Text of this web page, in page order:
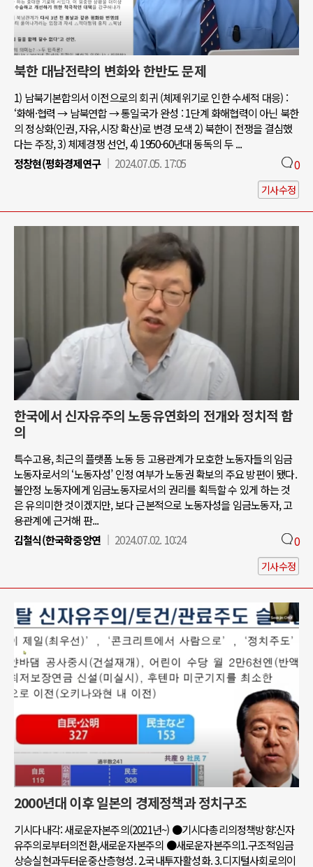
북한 대남전략의 변화와 한반도 문제
1) 남북기본합의서 이전으로의 회귀 (체제위기로 인한 수세적 대응) :
‘화해·협력 → 남북연합 → 통일국가 완성 : 1단계 화해협력이 아닌 북한
의 정상화(인권, 자유,시장 확산)로 변경 모색 2) 북한이 전쟁을 결심했
다는 주장, 3) 체제경쟁 선언, 4) 1950-60년대 동독의 두 ...
정창현(평화경제연구
2024.07.05. 17:05 0
기사수정
한국에서 신자유주의 노동유연화의 전개와 정치적 함
의
특수고용, 최근의 플랫폼 노동 등 고용관계가 모호한 노동자들의 임금
노동자로서의 ‘노동자성’ 인정 여부가 노동권 확보의 주요 방편이 됐다.
불안정 노동자에게 임금노동자로서의 권리를 획득할 수 있게 하는 것
은 유의미한 것이겠지만, 보다 근본적으로 노동자성을 임금노동자, 고
용관계에 근거해 판...
김철식(한국학중앙연
2024.07.02. 10:24 0
기사수정
2000년대 이후 일본의 경제정책과 정치구조
기시다내각: 새로운자본주의(2021년~) ●기시다총리의정책방향:신자
유주의로부터의전환,새로운자본주의 ●새로운자본주의1.구조적임금
상승실현과두터운중산층형성. 2.국내투자활성화. 3.디지털사회로의이